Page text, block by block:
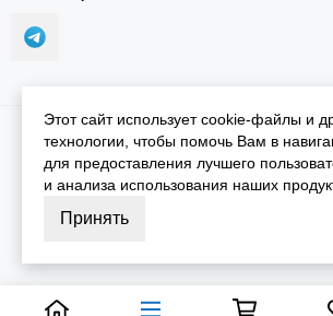
2026 © iGarmin.Карта сайта
Этот сайт использует cookie-файлы и
технологии, чтобы помочь Вам в
для предоставления лучшего
и анализа использования наших
Принять